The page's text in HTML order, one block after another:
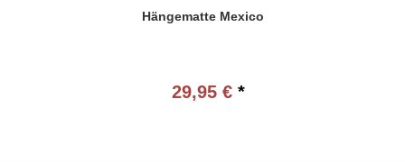
Hängematte Mexico
29,95 € *